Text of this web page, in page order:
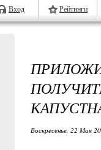
Вход Рейтинги
Воскресенье, 22 Мая